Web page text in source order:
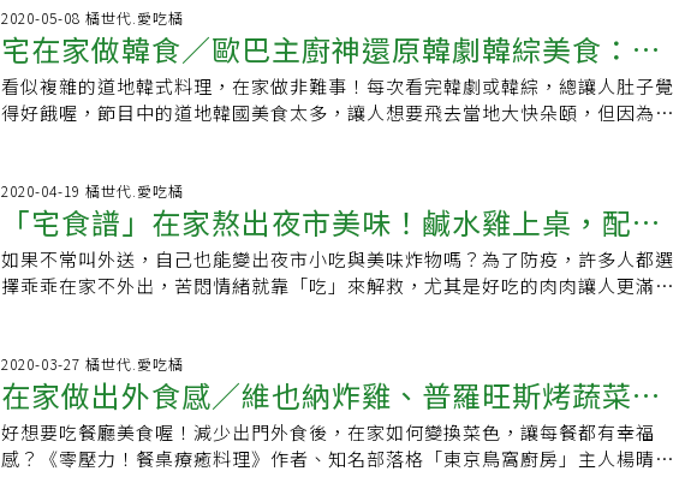
蔬食照樣能請客擺桌，對她來說，運用簡單又便宜的食材變化出千滋百味才是做
菜好玩的地方。人生盡力就好 60分也不錯啊個性「愛動」不拘小節，但遇到料
理，心反而像定了錨一樣，專心一致。「做一道菜我會花好幾天去想、去研究、
去試做，就好像做數學證明題，這個過程很享受也很有趣。」沒有網路的年代，
好吃，然後下次再改進。」她說，學習任何事物，光聽光看是做不出來，得自己
放手去做。就好比調味，鹽巴加幾匙才濃淡剛好，得一次次憑經驗才知道。乍聽
之下會以為她是個追求完美的人，但王培仁卻搖頭說：「人生盡力就好，不要苛
求，我從來都不要求自己100分，60分也不錯啊，下一次再改進。」或許就是這
份豁達，才讓做菜變成享受，也讓她在母職角色不苛求自己，小女兒怡慈分享媽
但頗有道理，也安撫了女兒的焦慮。人生就像做料理 面對、調整，滋味才會變更
好料理也教會王培仁人生道理。面對事情，必須去面對它，錯了要知道怎麼改。
「就像做糖醋，太鹹了就加點糖、加點醋，或再加料，想辦法調整味道，不能甩
鍋就走，碰到問題不去面對。」人生就像做菜一樣，滋味若不理想，就必須不斷
調整。她以夫妻相處為例，「遇到爭執就要解決、去調整自己啊。夫妻關係就像
海鮮櫛瓜麵很多人乍看這道料理，都以為是真的義大利麵呢！其實是將櫛瓜刨削
成長條狀，製作出相近的視覺與口感。如果買不到櫛瓜，也可以小黃瓜替代。●
營養成分淨碳水化合物 14.4 g、脂肪 26.2 g、熱量 434 cal、膳食纖維 6.7 、蛋白
質 38 g●材料蒜頭 25g、蝦仁 6 尾、蛤蜊 10 顆、櫛瓜 500g、辣椒 5g、橄欖油
20ml、玫瑰鹽 適量、黑胡椒粉 適量、起司粉 15g●超市採買：蝦仁與櫛瓜●作
鍋煎至雙面約八分熟盛起備用。4.蒜頭切片，放入橄欖油鍋中，以低溫小火煸
香，放入櫛瓜麵下油鍋拌炒，再加入蛤蜊，待蛤蜊打開，加鹽、胡椒調味。5.待
櫛瓜稍微軟化後，放入蝦仁、辣椒，煮至喜愛的熟度即可盛盤。6.撒上起司粉，
即可享用。※作者介紹：張晴琳（圈媽）曾經是熱愛甜食與麵食的人，要不是胖
減醣超市料理攻略》，采實文化 2020/08/05出版※ 提醒您：禁止酒駕 飲酒過量
有礙健康更多愛吃驚選延伸閱讀吃巧克力不怕胖？零罪惡感的減醣甜點 情人收到
大喊「超貼心」！外食族「減肥菜單」大公開，原來營養師都這樣吃！ 立即按讚
更多橘世代精彩內容不漏接！&gt;&gt;現在立即加入粉絲團
油香煎，食材用的好口感不會差，沾上用蝦頭熬成的醬汁，乘載著Jimmy 30多年
的西餐功力，不往我此行。上甜點意味著終於能和Jimmy主廚坐下來好好聊聊，
我最驚訝的是一個溫和溫暖的人，談到與”星星”擦身而過的遺憾，反倒激動了
起來，當然也激發了他的鬥志。用台灣料理做義大利菜，可以說是前哨戰，我樂
的義大利菜衝擊。愛吃橘頻道，邀請美食記者蕭涵，分享平凡人的不平凡體驗。
本名當藝名，藝名當本名，從平凡生活中學會走跳人生，從街邊小吃、巷弄館子
到米其林餐廳，被寵壞了舌尖，愛吃又愛分享，不挑食但強調感覺。喜歡盲走日
本街頭，享受潮流南韓氛圍，偶爾來點東南亞豔陽，朝著一月一國的藍圖邁進。
【延伸閱讀↘↘↘】。小暑餐桌－米苔目「鹹甜皆宜，冷熱皆行」！。夏日舌尖
生做足功課，活出精彩亮麗！&gt;&gt;現在立即加入
「填一點」今夏也與另一保健飲品正官庄合作，老闆娘兼主廚Kelly以GoodBASE
系列高麗蔘飲、蔘纖凍，研發兩款在家即可簡單製作且輕鬆無負擔的夏日甜點，
外觀繽紛可愛且兼具美妍、補氣、膳食纖維。●蔘纖凍紅石榴巧克慕斯將鮮奶
油、高麗蔘紅石榴飲、吉利丁粉液與鮮奶油、黑巧克力、吉利丁粉液，做為兩種
不同口味的慕斯底，先在杯底上鋪上芒果丁，接著逐一鋪上不同口味的慕斯打造
夏季奶昔使用高麗蔘野櫻莓飲、牛奶及些許稍微打碎的冰塊，接著將芒果果肉、
檸檬汁與少許牛奶打成果泥，再將芒果果泥倒入杯中，接著放入滿滿的蔘纖凍，
加上冰塊，最後將野櫻莓飲緩緩倒在冰塊上，做出漸層效果雪泥。。延伸／炎夏
涼一下！韓國飲品師教你在家自製天然手搖飲。延伸／夏日舌尖的「鳳凰光
課，活出精彩亮麗！&gt;&gt;現在立即加入
洗淨剖開去籽後切丁備用。3.將雞蛋的蛋白與蛋黃分開；取一平底鍋倒入椰子油
開中小火，將蛋白與蛋黃分開拌炒後取出備用。4.原平底鍋放入做法2的竹薑末、
洋蔥末拌炒爆香一下，至香味溢出。5.蒟蒻米放入一鍋煮滾的水(份量外)中汆燙1
分鐘，撈起後放入冷水中過一下水，再撈起瀝乾。將白花椰菜米、蒟蒻米放入做
芝麻葉披薩】●份量： 4人份●材料：黃豆天貝100g、橄欖油2大匙、黃節瓜1
條、芝麻葉1把、馬札瑞拉起士250g、奶油乳酪60g、披薩專用起士絲150g、雞
蛋2個、杏仁粉190g、洋蔥1/3個、聖女小番茄4顆、九層塔葉5片、黑橄欖3顆。
●調味料：番茄糊150g、義大利香料適量●做法：1.將黃豆天貝橫剖成約0.5公分
的片狀，以中空餅乾圓模按壓在天貝片上，形成天貝圓片。2.取一平底鍋，加入1
兩面煎至金黃色；芝麻菜洗淨瀝乾水分(或用乾淨棉布拭乾)撕成小段，備用。4.取
一調理鋼盆，將馬札瑞拉起士、奶油乳酪、披薩專用起士絲100g 放入，並以隔水
加熱的方式讓其融化。5.當做法4融化時必須不停攪拌均勻。同樣在隔水加熱狀態
下，分次加入雞蛋、杏仁粉，並且拌勻。6.烤箱先以上下火200℃預熱10分鐘。烤
呢？介紹3道讓人看了就垂涎三尺的雞蛋料理，一起來做做看喔。【義式蘑菇蛋
包】祕訣是不用馬鈴薯，只用低醣食材製作！●義式蘑菇蛋包醣量1.3公克、蛋白
質量12.5公克●材料(四人份)蛋6顆、蘑菇6顆、番茄1/2顆、鯷魚(切片)3片、橄欖
(黑•切片)25公克●A料起司粉2大匙、鮮奶油1大匙、鹽.胡椒各少許、橄欖油1大
匙●作法1.將蘑菇切成縱切成0.6 ∼0.7公分寬的片狀。番茄去籽後切成0.8公分塊
勻。4.直徑18公分的平底鍋中加入1/2大匙橄欖油後加熱，放入步驟.料。轉中
火。 5.大幅度攪拌。半熟後蓋上蓋子，轉小火加熱約3 分鐘左右。當底部變成褐
色後翻面，再加熱3 分鐘。●義式蛋包的煎法1.煎蛋時容易出現外圍凝固變硬，中
間卻還沒熟的狀況。所以，要由外向內大幅度的攪拌，讓煎蛋產生厚度，也能平
再讓蛋包從盤子滑進平底鍋。【韓式豆腐鍋】韓式料理具代表性的湯品。完成後
再加入蛋，能讓口感更滑順。●韓式豆腐鍋醣量13.4公克、蛋白質量32公克●材
料(2人份)蛋2顆、蛤蜊200公克、嫩豆腐1塊、豬五花(薄片)180公克、白菜泡菜
1/2杯●A料麻油2大匙、酒1大匙、韓式辣椒醬1大匙、味噌1大匙、蒜(磨泥)1/2
瓣、薑(磨泥)1/2拇指寬、辣椒粉(或一味唐辛子)1小匙、高湯2杯、醬油1又1/2大
2020-05-08 橘世代.愛吃橘
宅在家做韓食／歐巴主廚神還原韓劇韓綜美食：炸
醬麵、糖餅
看似複雜的道地韓式料理，在家做非難事！每次看完韓劇或韓綜，總讓人肚子覺
得好餓喔，節目中的道地韓國美食太多，讓人想要飛去當地大快朵頤，但因為疫
韓式調味料、常用食材開始，搭配詳細圖片說明，無私分享正宗韓式料理與點心
的烹調祕訣，重現韓流偶像餐桌上最愛美食，「正韓食」即將在你家華麗重現。
韓劇內常見的「韓式炸醬麵」這道菜是我老婆妙麗到韓國第1個指定菜色，而且我
們還特別問哪裡有外送，因為想看外送的鐵盒子，想起來還蠻好笑的。外送的炸
醬麵在韓國很習以為常，而且一定要附上醃黃蘿蔔。炸醬麵在韓國是屬於中國料
太會自己在家做醬，所以都是買一包一包自己回家炒香，味道跟我在台灣吃的炸
醬完全不一樣。材料（1～2人份）食材：豬五花 200g–切丁、馬鈴薯 200g–切
塊、高麗菜 200g–切塊、洋蔥 300g–切塊、綠櫛瓜 200g–切塊、青蔥 100g–切
段、蒜末 50g、薑末 25g、細麵 200g–滾水煮熟*選擇彈性好的手打麵或手切細
2020-04-19 橘世代.愛吃橘
「宅食譜」在家熬出夜市美味！鹹水雞上桌，配劇
剛好
如果不常叫外送，自己也能變出夜市小吃與美味炸物嗎？為了防疫，許多人都選
擇乖乖在家不外出，苦悶情緒就靠「吃」來解救，尤其是好吃的肉肉讓人更滿
道「私房鹹水雞盤」與「啤酒麵糊炸豬排」，可說是追劇良伴，很適合搭配喜愛
的飲料享用，製作方法連料理新手都學得會，台灣小吃風味十足，再加入主廚小
祕訣，當宵夜點心都涮嘴。【主廚食譜：私房鹹水雞盤】鹹水雞是經典的台灣夜
市小吃之一，因為在鹽水中煮熟而得名，不論是當點心、下酒菜或宵夜，都非常
適合。只要前一天先醃好雞肉，以燜煮的方式烹調，就能做出美味的鹹水雞；燙
2020-03-27 橘世代.愛吃橘
在家做出外食感／維也納炸雞、普羅旺斯烤蔬菜，
料理新手也能輕鬆完成！
好想要吃餐廳美食喔！減少出門外食後，在家如何變換菜色，讓每餐都有幸福
感？《零壓力！餐桌療癒料理》作者、知名部落格「東京鳥窩廚房」主人楊晴，